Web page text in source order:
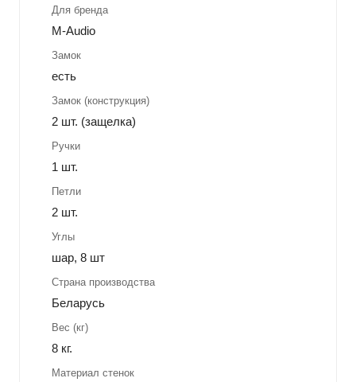
Для бренда
M-Audio
Замок
есть
Замок (конструкция)
2 шт. (защелка)
Ручки
1 шт.
Петли
2 шт.
Углы
шар, 8 шт
Страна производства
Беларусь
Вес (кг)
8 кг.
Материал стенок